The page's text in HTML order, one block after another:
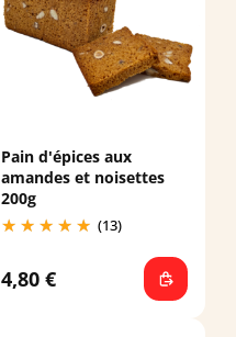
Pain d'épices aux
amandes et noisettes
200g
(13)
4,80 €